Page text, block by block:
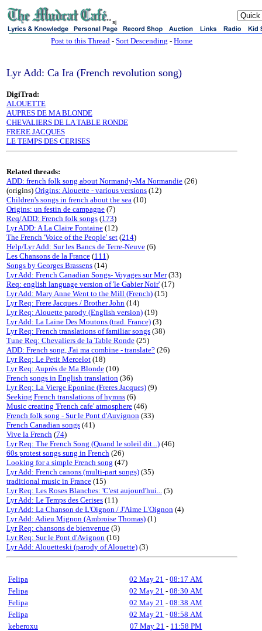
sj
Post to this Thread -Sort Descending -Home
Lyr Add: Ca Ira (French revolution song)
DigiTrad:
ALOUETTE
AUPRES DE MA BLONDE
CHEVALIERS DE LA TABLE RONDE
FRERE JACQUES
LE TEMPS DES CERISES
Related threads:
ADD: french folk song about Normandy-Ma Normandie (26)
(origins) Origins: Alouette - various versions (12)
Children's songs in french about the sea (10)
Origins: un festin de campagne (7)
Req/ADD: French folk songs (173)
Lyr ADD: A La Claire Fontaine (12)
The French 'Voice of the People' set (214)
Help/Lyr Add: Sur les Bancs de Terre-Neuve (6)
Les Chansons de la France (111)
Songs by Georges Brassens (14)
Lyr Add: French Canadian Songs- Voyages sur Mer(33)
Req: english language version of 'le Gabier Noir' (17)
Lyr Add: Mary Anne Went to the Mill (French) (15)
Lyr Req: Frere Jacques / Brother John (14)
Lyr Req: Alouette parody (English version) (19)
Lyr Add: La Laine Des Moutons (trad. France) (3)
Lyr Req: French translations of familiar songs (38)
Tune Req: Chevaliers de la Table Ronde (25)
ADD: French song, J'ai ma combine - translate? (26)
Lyr Req: Le Petit Mercelot (18)
Lyr Req: Auprès de Ma Blonde (10)
French songs in English translation (36)
Lyr Req: La Vierge Eponine (Freres Jacques) (9)
Seeking French translations of hymns (6)
Music creating 'French cafe' atmosphere (46)
French folk song - Sur le Pont d'Auvignon (33)
French Canadian songs (41)
Vive la French (74)
Lyr Req: The French Song (Quand le soleil dit...) (46)
60s protest songs sung in French (26)
Looking for a simple French song (47)
Lyr Add: French canons (multi-part songs) (35)
traditional music in France (15)
Lyr Req: Les Roses Blanches: 'C'est aujourd'hui... (5)
Lyr Add: Le Temps des Cerises (11)
Lyr Add: La Chanson de L'Oignon / J'Aime L'Oignon (4)
Lyr Add: Adieu Mignon (Ambroise Thomas) (1)
Lyr Req: chansons de bienvenue (3)
Lyr Req: Sur le Pont d'Avignon (16)
Lyr Add: Alouetteski (parody of Alouette) (3)
Felipa 02 May 21 -08:17 AM
Felipa
02 May 21 -08:30 AM
Felipa
02 May 21 -08:38 AM
Felipa
02 May 21 -08:58 AM
keberoxu
07 May 21 - 11:58 PM